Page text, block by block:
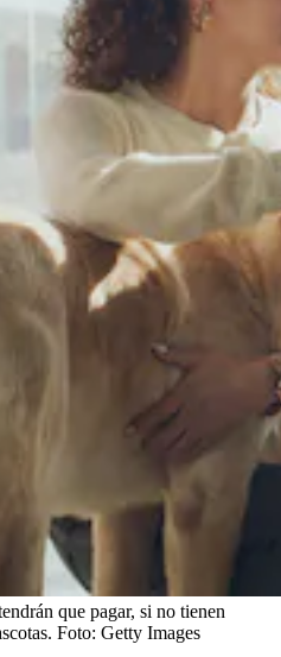
que pagar, si no tienen
Foto: Getty Images